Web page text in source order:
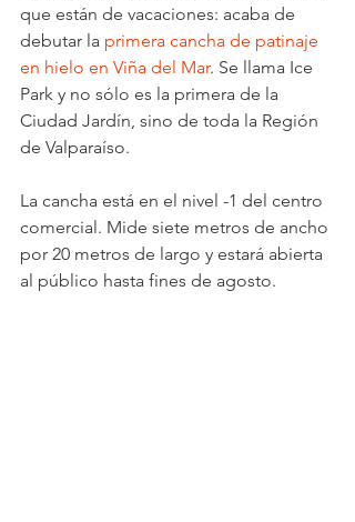
que están de vacaciones: acaba de
debutar la primera cancha de patinaje
en hielo en Viña del Mar. Se llama Ice
Park y no sólo es la primera de la
Ciudad Jardín, sino de toda la Región
de Valparaíso.
La cancha está en el nivel -1 del centro
comercial. Mide siete metros de ancho
por 20 metros de largo y estará abierta
al público hasta fines de agosto.